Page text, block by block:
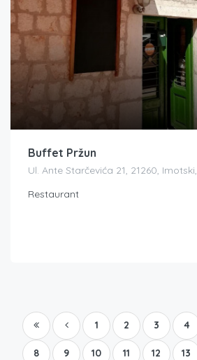
Buffet Pržun
Ul. Ante Starčevića 21, 21260,
Restaurant
1 2 3 4
8 9 10 11 12 13